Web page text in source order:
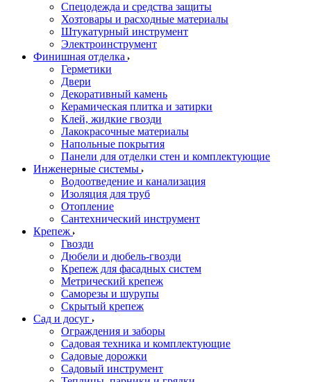
Спецодежда и средства защиты
Хозтовары и расходные материалы
Штукатурный инструмент
Электроинструмент
Финишная отделка
Герметики
Двери
Декоративный камень
Керамическая плитка и затирки
Клей, жидкие гвозди
Лакокрасочные материалы
Напольные покрытия
Панели для отделки стен и комплектующие
Инженерные системы
Водоотведение и канализация
Изоляция для труб
Отопление
Сантехнический инструмент
Крепеж
Гвозди
Дюбели и дюбель-гвозди
Крепеж для фасадных систем
Метрический крепеж
Саморезы и шурупы
Скрытый крепеж
Сад и досуг
Ограждения и заборы
Садовая техника и комплектующие
Садовые дорожки
Садовый инструмент